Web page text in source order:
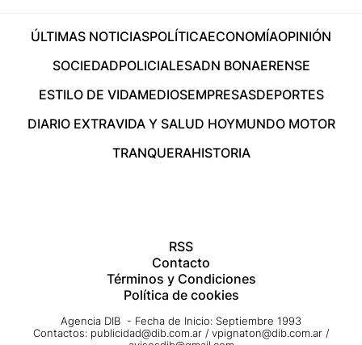
ÚLTIMAS NOTICIASPOLÍTICAECONOMÍAOPINIÓN
SOCIEDADPOLICIALESADN BONAERENSE
ESTILO DE VIDAMEDIOSEMPRESASDEPORTES
DIARIO EXTRAVIDA Y SALUD HOYMUNDO MOTOR
TRANQUERAHISTORIA
RSS
Contacto
Términos y Condiciones
Política de cookies
Agencia DIB - Fecha de Inicio: Septiembre 1993
Contactos: publicidad@dib.com.ar / vpignaton@dib.com.ar /